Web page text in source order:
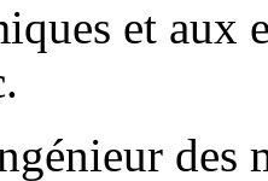
et aux
des